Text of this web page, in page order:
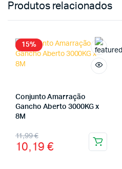
Produtos relacionados
15%
Conjunto Amarração
Gancho Aberto 3000KG x
8M
11,99€
10,19 €